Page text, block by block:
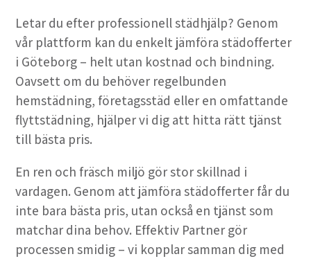
Letar du efter professionell städhjälp? Genom
vår plattform kan du enkelt jämföra städofferter
i Göteborg – helt utan kostnad och bindning.
Oavsett om du behöver regelbunden
hemstädning, företagsstäd eller en omfattande
flyttstädning, hjälper vi dig att hitta rätt tjänst
till bästa pris.
En ren och fräsch miljö gör stor skillnad i
vardagen. Genom att jämföra städofferter får du
inte bara bästa pris, utan också en tjänst som
matchar dina behov. Effektiv Partner gör
processen smidig – vi kopplar samman dig med